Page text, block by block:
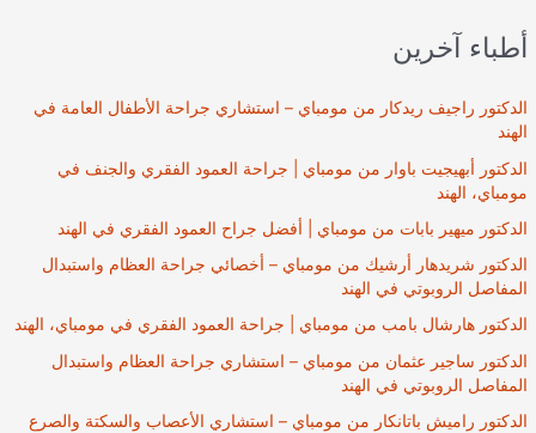
أطباء آخرين
الدكتور راجيف ريدكار من مومباي – استشاري جراحة الأطفال العامة في
الهند
الدكتور أبهيجيت باوار من مومباي | جراحة العمود الفقري والجنف في
مومباي، الهند
الدكتور ميهير بابات من مومباي | أفضل جراح العمود الفقري في الهند
الدكتور شريدهار أرشيك من مومباي – أخصائي جراحة العظام واستبدال
المفاصل الروبوتي في الهند
الدكتور هارشال بامب من مومباي | جراحة العمود الفقري في مومباي، الهند
الدكتور ساجير عثمان من مومباي – استشاري جراحة العظام واستبدال
المفاصل الروبوتي في الهند
الدكتور راميش باتانكار من مومباي – استشاري الأعصاب والسكتة والصرع
تجميلية
كيرلا،